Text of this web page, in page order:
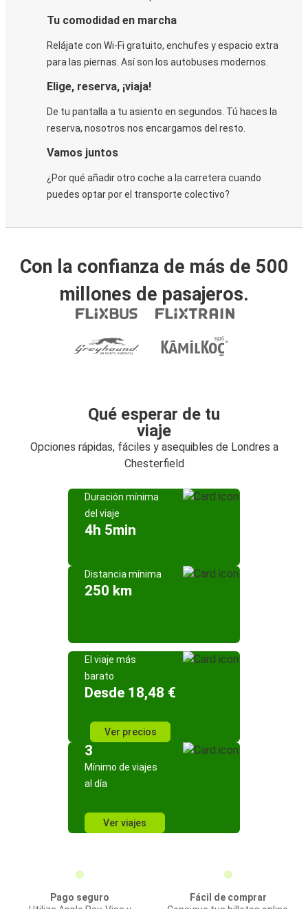
Tu comodidad en marcha
Relájate con Wi-Fi gratuito, enchufes y espacio extra
para las piernas. Así son los autobuses modernos.
Elige, reserva, ¡viaja!
De tu pantalla a tu asiento en segundos. Tú haces la
reserva, nosotros nos encargamos del resto.
Vamos juntos
¿Por qué añadir otro coche a la carretera cuando
puedes optar por el transporte colectivo?
Con la confianza de más de 500
millones de pasajeros.
Qué esperar de tu
viaje
Opciones rápidas, fáciles y asequibles de Londres a
Chesterfield
Duración mínima
del viaje
4h 5min
Distancia mínima
250 km
El viaje más
barato
Desde 18,48 €
Ver precios
3
Mínimo de viajes
al día
Ver viajes
Pago seguro
Fácil de comprar